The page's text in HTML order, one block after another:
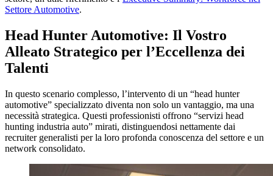
Settore Automotive.
Head Hunter Automotive: Il Vostro
Alleato Strategico per l’Eccellenza dei
Talenti
In questo scenario complesso, l’intervento di un “head hunter
automotive” specializzato diventa non solo un vantaggio, ma una
necessità strategica. Questi professionisti offrono “servizi head
hunting industria auto” mirati, distinguendosi nettamente dai
recruiter generalisti per la loro profonda conoscenza del settore e un
network consolidato.